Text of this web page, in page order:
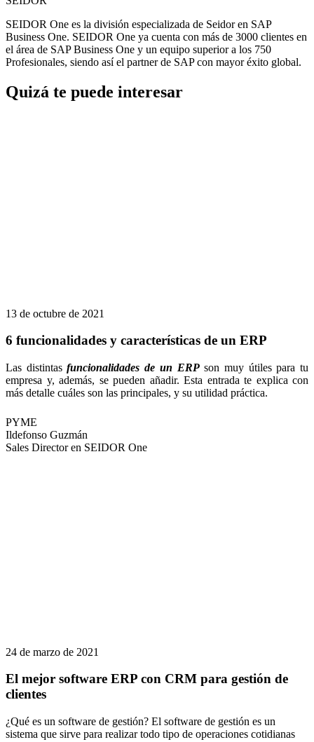
SEIDOR One es la división especializada de Seidor en SAP
Business One. SEIDOR One ya cuenta con más de 3000 clientes en
el área de SAP Business One y un equipo superior a los 750
Profesionales, siendo así el partner de SAP con mayor éxito global.
Quizá te puede interesar
13 de octubre de 2021
6 funcionalidades y características de un ERP
Las distintasfuncionalidades de un ERPson muy útiles para tu
empresa y, además, se pueden añadir. Esta entrada te explica con
más detalle cuáles son las principales, y su utilidad práctica.
PYME
Ildefonso Guzmán
Sales Director en SEIDOR One
24 de marzo de 2021
El mejor software ERP con CRM para gestión de
clientes
¿Qué es un software de gestión? El software de gestión es un
sistema que sirve para realizar todo tipo de operaciones cotidianas